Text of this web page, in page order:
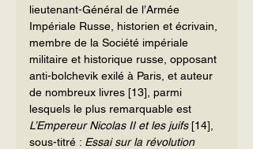
lieutenant-Général de l’Armée
Impériale Russe, historien et écrivain,
membre de la Société impériale
militaire et historique russe, opposant
anti-bolchevik exilé à Paris, et auteur
de nombreux livres [13] , parmi
lesquels le plus remarquable est
L’Empereur Nicolas II et les juifs [14]
sous-titré : Essai sur la révolution